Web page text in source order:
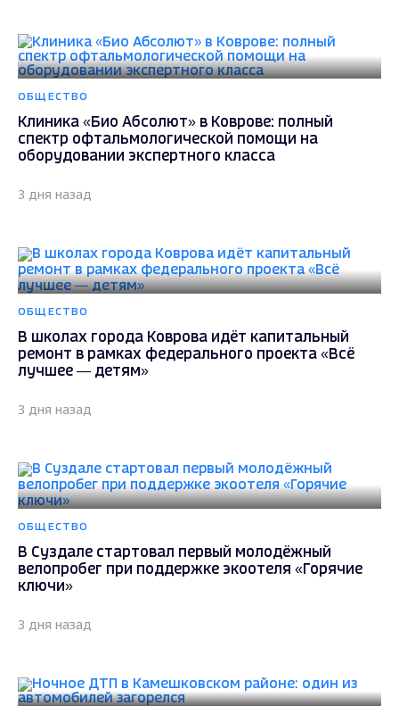
ОБЩЕСТВО
Клиника «Био Абсолют» в Коврове: полный
спектр офтальмологической помощи на
оборудовании экспертного класса
3 дня назад
ОБЩЕСТВО
В школах города Коврова идёт капитальный
ремонт в рамках федерального проекта «Всё
лучшее — детям»
3 дня назад
ОБЩЕСТВО
В Суздале стартовал первый молодёжный
велопробег при поддержке экоотеля «Горячие
ключи»
3 дня назад